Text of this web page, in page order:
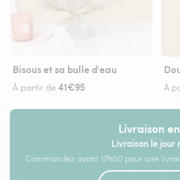
Bisous et sa bulle d'eau
À partir de41€95 À
Livraison
Livraison le jour
Commandez avant 17h00 pour une